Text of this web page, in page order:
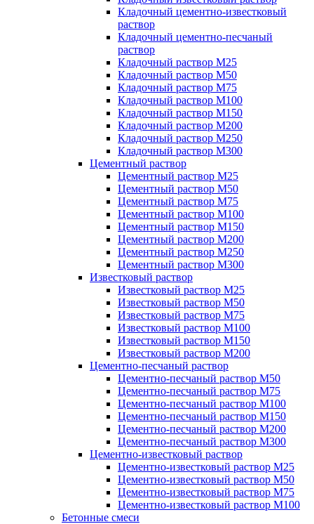
Кладочный цементно-известковый
раствор
Кладочный цементно-песчаный
раствор
Кладочный раствор М25
Кладочный раствор М50
Кладочный раствор М75
Кладочный раствор М100
Кладочный раствор М150
Кладочный раствор М200
Кладочный раствор М250
Кладочный раствор М300
Цементный раствор
Цементный раствор М25
Цементный раствор М50
Цементный раствор М75
Цементный раствор М100
Цементный раствор М150
Цементный раствор М200
Цементный раствор М250
Цементный раствор М300
Известковый раствор
Известковый раствор М25
Известковый раствор М50
Известковый раствор М75
Известковый раствор М100
Известковый раствор М150
Известковый раствор М200
Цементно-песчаный раствор
Цементно-песчаный раствор М50
Цементно-песчаный раствор М75
Цементно-песчаный раствор М100
Цементно-песчаный раствор М150
Цементно-песчаный раствор М200
Цементно-песчаный раствор М300
Цементно-известковый раствор
Цементно-известковый раствор М25
Цементно-известковый раствор М50
Цементно-известковый раствор М75
Цементно-известковый раствор М100
Бетонные смеси